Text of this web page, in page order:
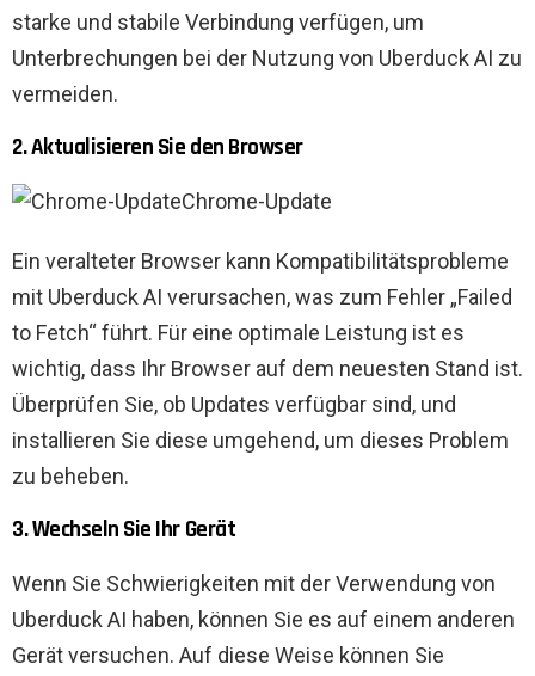
starke und stabile Verbindung verfügen, um
Unterbrechungen bei der Nutzung von Uberduck AI zu
vermeiden.
2. Aktualisieren Sie den Browser
Chrome-Update
Ein veralteter Browser kann Kompatibilitätsprobleme
mit Uberduck AI verursachen, was zum Fehler „Failed
to Fetch“ führt. Für eine optimale Leistung ist es
wichtig, dass Ihr Browser auf dem neuesten Stand ist.
Überprüfen Sie, ob Updates verfügbar sind, und
installieren Sie diese umgehend, um dieses Problem
zu beheben.
3. Wechseln Sie Ihr Gerät
Wenn Sie Schwierigkeiten mit der Verwendung von
Uberduck AI haben, können Sie es auf einem anderen
Gerät versuchen. Auf diese Weise können Sie